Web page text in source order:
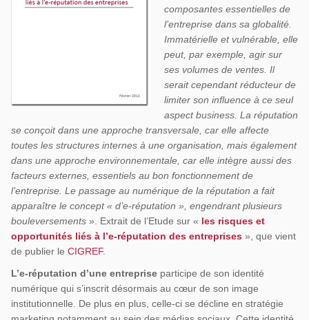
composantes essentielles de
l’entreprise dans sa globalité.
Immatérielle et vulnérable, elle
peut, par exemple, agir sur
ses volumes de ventes. Il
serait cependant réducteur de
limiter son influence à ce seul
aspect business. La réputation
se conçoit dans une approche transversale, car elle affecte
toutes les structures internes à une organisation, mais également
dans une approche environnementale, car elle intègre aussi des
facteurs externes, essentiels au bon fonctionnement de
l’entreprise. Le passage au numérique de la réputation a fait
apparaître le concept « d’e-réputation », engendrant plusieurs
bouleversements». Extrait de l’Etude sur « les risques et
opportunités liés à l’e-réputation des entreprises », que vient
de publier le CIGREF.
L’e-réputation d’une entrepriseparticipe de son identité
numérique qui s’inscrit désormais au cœur de son image
institutionnelle. De plus en plus, celle-ci se décline en stratégie